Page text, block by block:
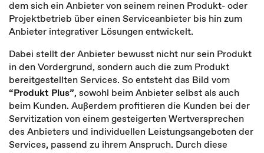
dem sich ein Anbieter von seinem reinen Produkt- oder
Projektbetrieb über einen Serviceanbieter bis hin zum
Anbieter integrativer Lösungen entwickelt.
Dabei stellt der Anbieter bewusst nicht nur sein Produkt
in den Vordergrund, sondern auch die zum Produkt
bereitgestellten Services. So entsteht das Bild vom
“Produkt Plus”, sowohl beim Anbieter selbst als auch
beim Kunden. Außerdem profitieren die Kunden bei der
Servitization von einem gesteigerten Wertversprechen
des Anbieters und individuellen Leistungsangeboten der
Services, passend zu ihrem Anspruch. Durch diese